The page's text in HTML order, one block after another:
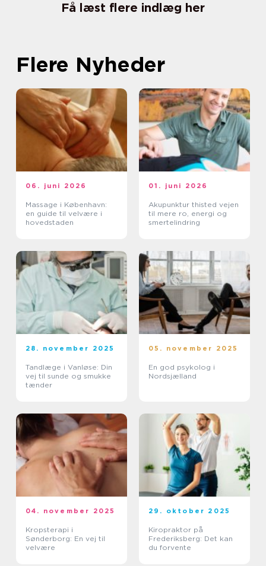
Få læst flere indlæg her
Flere Nyheder
06. juni 2026
Massage i København:
en guide til velvære i
hovedstaden
01. juni 2026
Akupunktur thisted vejen
til mere ro, energi og
smertelindring
28. november 2025
Tandlæge i Vanløse: Din
vej til sunde og smukke
tænder
05. november 2025
En god psykolog i
Nordsjælland
04. november 2025
Kropsterapi i
Sønderborg: En vej til
velvære
29. oktober 2025
Kiropraktor på
Frederiksberg: Det kan
du forvente